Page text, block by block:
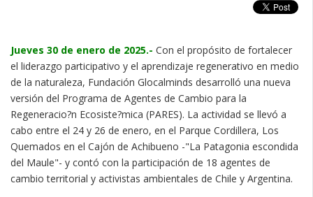
Jueves 30 de enero de 2025.- Con el propósito de fortalecer
el liderazgo participativo y el aprendizaje regenerativo en medio
de la naturaleza, Fundación Glocalminds desarrolló una nueva
versión del Programa de Agentes de Cambio para la
Regeneracio?n Ecosiste?mica (PARES). La actividad se llevó a
cabo entre el 24 y 26 de enero, en el Parque Cordillera, Los
Quemados en el Cajón de Achibueno -"La Patagonia escondida
del Maule"- y contó con la participación de 18 agentes de
cambio territorial y activistas ambientales de Chile y Argentina.